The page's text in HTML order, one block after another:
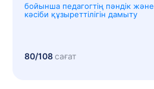
бойынша педагогтің пәндік және
кәсіби құзыреттілігін дамыту
80/108сағат